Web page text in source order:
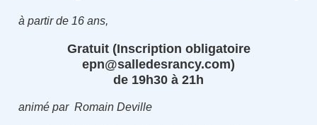
à partir de 16 ans,
Gratuit (Inscription obligatoire
epn@salledesrancy.com)
de 19h30 à 21h
animé par Romain Deville